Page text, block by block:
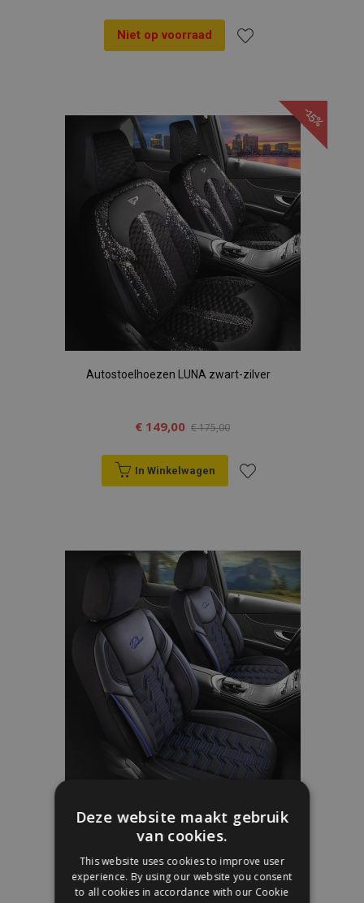
Niet op voorraad
aan
verlanglijst
-15%
Autostoelhoezen LUNA zwart-zilver
€ 149,00 € 175,00
In Winkelwagen
aan
verlanglijst
Autostoelhoezen BERLIN zwart-blauw
€ 153,00
Deze website maakt gebruik
van cookies.
This website uses cookies to improve user
experience. By using our website you consent
to all cookies in accordance with our Cookie